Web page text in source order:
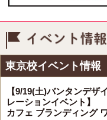
東京校イベント情報
【9/19(土)バンタンデ
レーションイベント】
カフェ ブランディング